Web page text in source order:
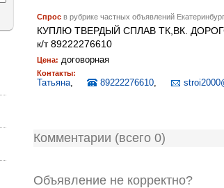
Спрос в рубрике частных объявлений
КУПЛЮ ТВЕРДЫЙ СПЛАВ ТК,ВК.
к/т 89222276610
Цена: договорная
Контакты:
Татьяна, 89222276610,
Комментарии (всего 0)
Объявление не корректно?